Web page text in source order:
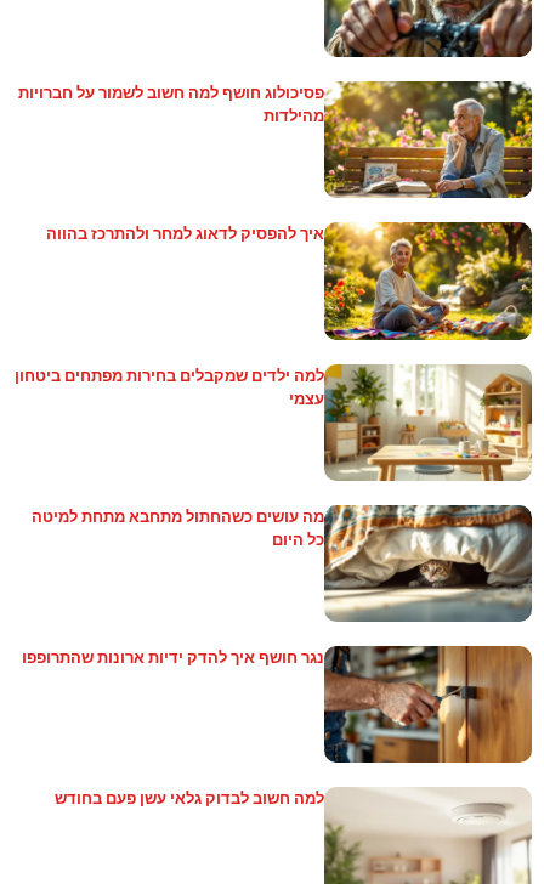
פסיכולוג חושף למה חשוב לשמור על חברויות
מהילדות
איך להפסיק לדאוג למחר ולהתרכז בהווה
למה ילדים שמקבלים בחירות מפתחים ביטחון
עצמי
מה עושים כשהחתול מתחבא מתחת למיטה
כל היום
נגר חושף איך להדק ידיות ארונות שהתרופפו
למה חשוב לבדוק גלאי עשן פעם בחודש